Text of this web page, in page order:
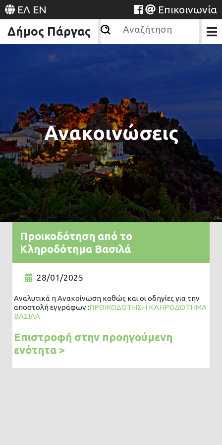
ΕΛ EN Επικοινωνία
Δήμος Πάργας
Ανακοινώσεις
Προικοδότηση από το
Κληροδότημα Βασιλά
28/01/2025
Αναλυτικά η Ανακοίνωση καθώς και οι οδηγίες για την
αποστολή εγγράφων :ΠΡΟΙΚΟΔΟΤΗΣΗ ΚΛΗΡΟΔΟΤΗΜΑ
ΒΑΣΙΛΑ
Επιστροφή στην προηγούμενη
ενότητα >